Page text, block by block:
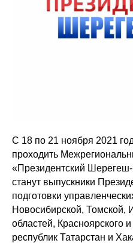
С 18 по 21 ноября 2021
проходить
«Президентский Шерегеш-
станут выпускники
подготовки
Новосибирской, Томской,
областей, Красноярского
республик Татарстан и